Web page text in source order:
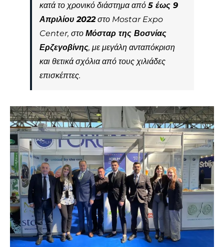
κατά το χρονικό διάστημα από5 έως 9
Απριλίου2022στο Mostar Expo
Center, στο Μόσταρ της Βοσνίας
Ερζεγοβίνης, με μεγάλη ανταπόκριση
και θετικά σχόλια από τους χιλιάδες
επισκέπτες.